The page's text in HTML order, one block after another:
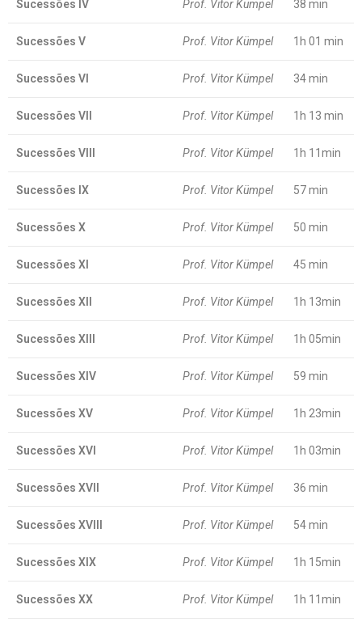
Sucessões IV Prof. Vitor Kümpel 38 min
Sucessões V Prof. Vitor Kümpel 1h 01 min
Sucessões VI Prof. Vitor Kümpel 34 min
Sucessões VII Prof. Vitor Kümpel 1h 13 min
Sucessões VIII Prof. Vitor Kümpel 1h 11min
Sucessões IX Prof. Vitor Kümpel 57 min
Sucessões X Prof. Vitor Kümpel 50 min
Sucessões XI Prof. Vitor Kümpel 45 min
Sucessões XII Prof. Vitor Kümpel 1h 13min
Sucessões XIII Prof. Vitor Kümpel 1h 05min
Sucessões XIV Prof. Vitor Kümpel 59 min
Sucessões XV Prof. Vitor Kümpel 1h 23min
Sucessões XVI Prof. Vitor Kümpel 1h 03min
Sucessões XVII Prof. Vitor Kümpel 36 min
Sucessões XVIII Prof. Vitor Kümpel 54 min
Sucessões XIX Prof. Vitor Kümpel 1h 15min
Sucessões XX Prof. Vitor Kümpel 1h 11min